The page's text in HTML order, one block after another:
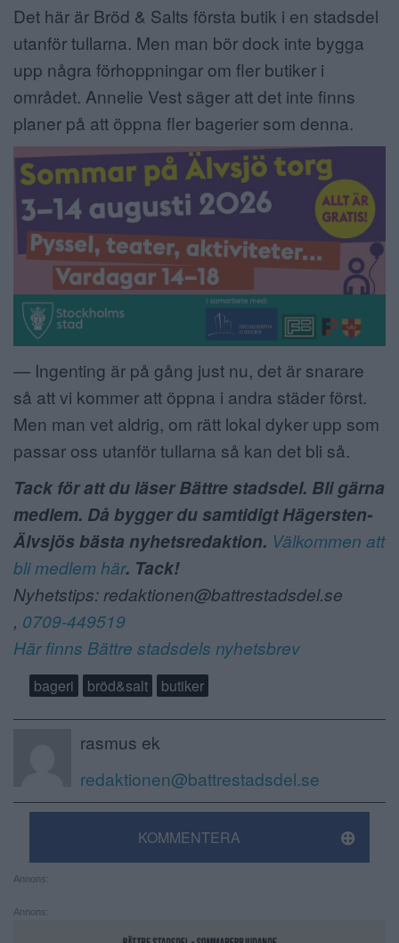
Det här är Bröd & Salts första butik i en stadsdel
utanför tullarna. Men man bör dock inte bygga
upp några förhoppningar om fler butiker i
området. Annelie Vest säger att det inte finns
planer på att öppna fler bagerier som denna.
— Ingenting är på gång just nu, det är snarare
så att vi kommer att öppna i andra städer först.
Men man vet aldrig, om rätt lokal dyker upp som
passar oss utanför tullarna så kan det bli så.
Tack för att du läser Bättre stadsdel. Bli gärna
medlem. Då bygger du samtidigt Hägersten-
Älvsjös bästa nyhetsredaktion. Välkommen att
bli medlem här. Tack!
Nyhetstips: redaktionen@battrestadsdel.se
, 0709-449519
Här finns Bättre stadsdels nyhetsbrev
bageri bröd&salt butiker
rasmus ek
redaktionen@battrestadsdel.se
KOMMENTERA
Annons:
Annons: